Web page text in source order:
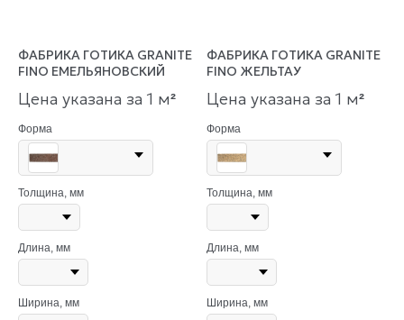
ФАБРИКА ГОТИКА GRANITE
FINO ЕМЕЛЬЯНОВСКИЙ
Цена указана за 1 м²
Форма
Толщина, мм
Длина, мм
Ширина, мм
ФАБРИКА ГОТИКА GRANITE
FINO ЖЕЛЬТАУ
Цена указана за 1 м²
Форма
Толщина, мм
Длина, мм
Ширина, мм